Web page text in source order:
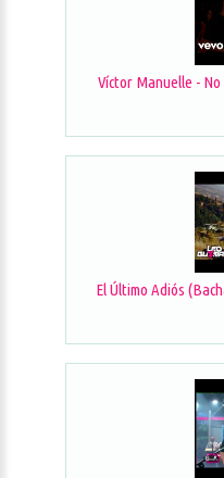
Víctor Manuelle -
El Último Adiós